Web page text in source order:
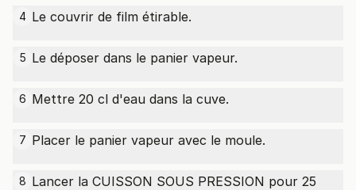
4 Le couvrir de film étirable.
5 Le déposer dans le panier vapeur.
6 Mettre 20 cl d'eau dans la cuve.
7 Placer le panier vapeur avec le moule.
8 Lancer la CUISSON SOUS PRESSION pour 25